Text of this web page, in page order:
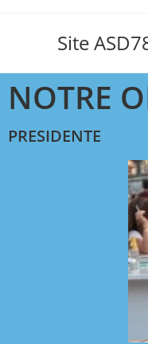
Site
NOTRE
PRESIDENTE